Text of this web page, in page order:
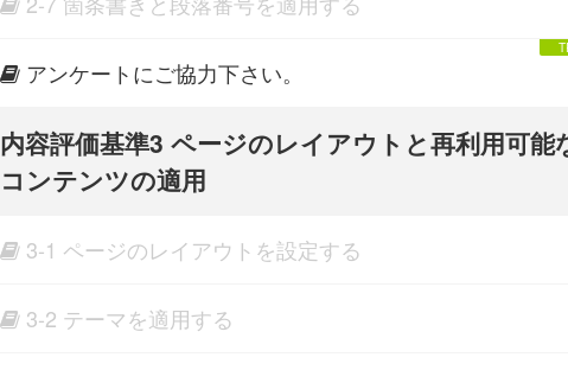
アンケートにご協力下さい。
内容評価基準3 ページのレイアウトと再利用可能
コンテンツの適用
3-1 ページのレイアウトを設定する
3-2 テーマを適用する